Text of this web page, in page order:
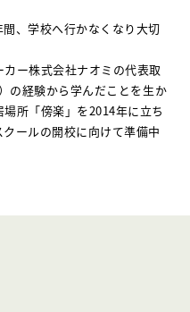
、学校へ行かなくなり大切
ー株式会社ナオミの代表取
の経験から学んだことを生か
所「傍楽」を2014年に立ち
ールの開校に向けて準備中